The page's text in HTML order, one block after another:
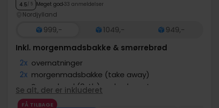
4.5/ 5 Meget god 33 anmeldelser
Nordjylland
999,- 1049,-
949,-
Inkl. morgenmadsbakke & smørrebrød
2x overnatninger
2x morgenmadsbakke (take away)
∞
Smørrebrød (3stk.) ved ankomst
2x 1 times brug af tennisbane
Se alt, der er inkluderet
FÅ TILBAGE